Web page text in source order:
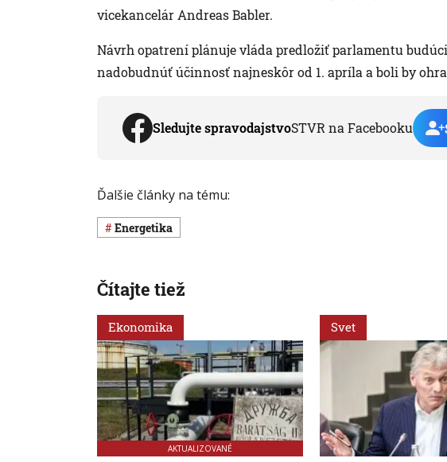
vicekancelár Andreas Babler.
Návrh opatrení plánuje vláda predložiť parlamentu
nadobudnúť účinnosť najneskôr od 1. apríla a boli by
Sledujte spravodajstvoSTVR na Facebooku
Ďalšie články na tému:
Energetika
Čítajte tiež
Ekonomika
AKTUALIZOVANÉ
Svet